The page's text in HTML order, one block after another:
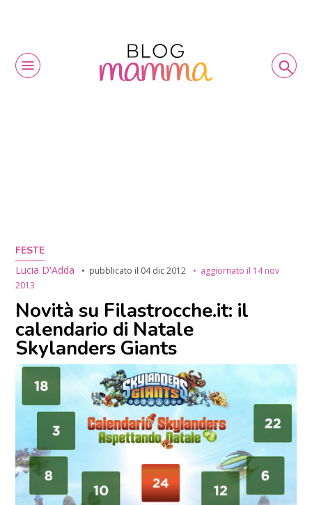
FESTE
Lucia D'Adda
pubblicato il 04 dic 2012 aggiornato il 14 nov
2013
Novità su Filastrocche.it: il
calendario di Natale
Skylanders Giants